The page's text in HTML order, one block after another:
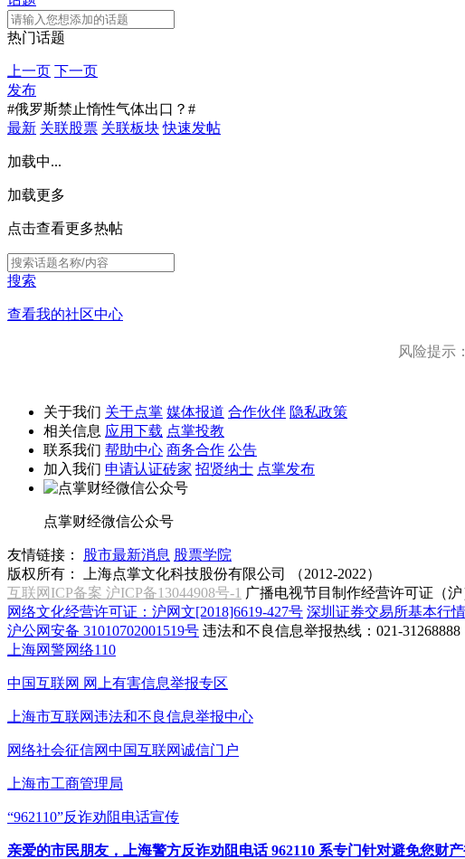
热门话题
上一页 下一页
发布
#俄罗斯禁止惰性气体出口？#
最新 关联股票 关联板块 快速发帖
加载中...
加载更多
点击查看更多热帖
搜索
查看我的社区中心
风险提示
关于我们 关于点掌 媒体报道 合作伙伴 隐私政策
相关信息 应用下载 点掌投教
联系我们 帮助中心 商务合作 公告
加入我们 申请认证砖家 招贤纳士 点掌发布
点掌财经微信公众号
友情链接： 股市最新消息 股票学院
版权所有：
上海点掌文化科技股份有限公司 （2012-2022）
互联网ICP备案 沪ICP备13044908号-1 广播电视节目制作经营许可证（沪
网络文化经营许可证：沪网文[2018]6619-427号 深圳证券交易所基本行
沪公网安备 31010702001519号 违法和不良信息举报热线：021-31268888
上海网警网络110
中国互联网 网上有害信息举报专区
上海市互联网违法和不良信息举报中心
网络社会征信网中国互联网诚信门户
上海市工商管理局
“962110”反诈劝阻电话宣传
亲爱的市民朋友，上海警方反诈劝阻电话 962110 系专门针对避免您财